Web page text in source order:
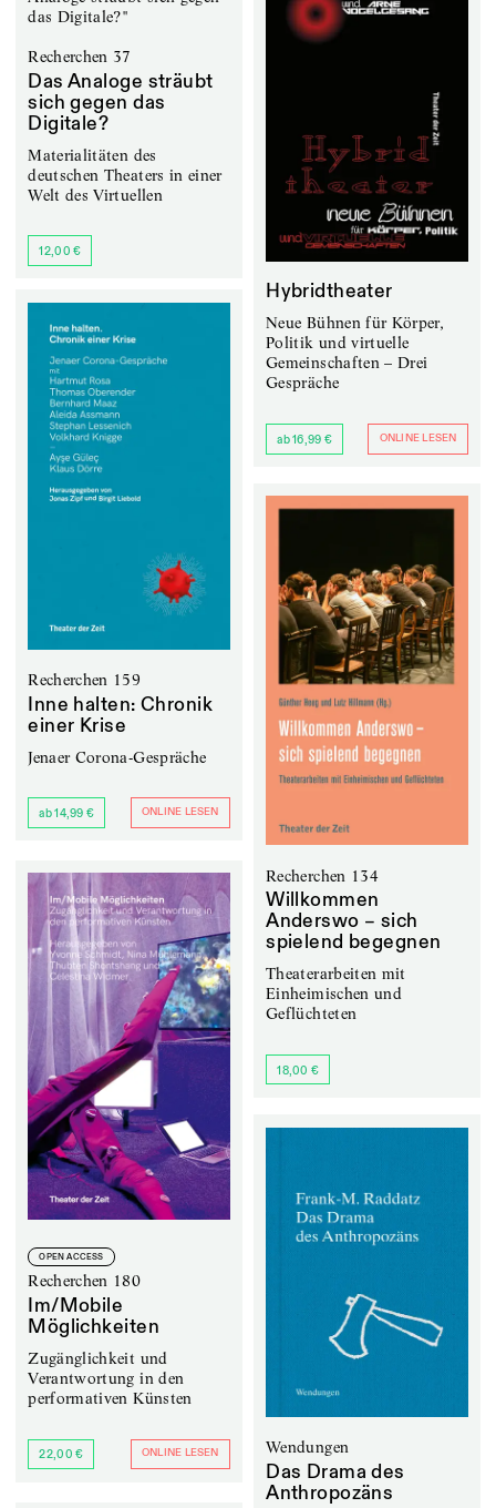
Recherchen 37
Das Analoge sträubt
sich gegen das
Digitale?
Materialitäten des
deutschen Theaters in einer
Welt des Virtuellen
12,00 €
Hybridtheater
Neue Bühnen für Körper,
Politik und virtuelle
Gemeinschaften – Drei
Gespräche
ab 16,99 € ONLINE LESEN
Recherchen 159
Inne halten: Chronik
einer Krise
Jenaer Corona-Gespräche
ab 14,99 € ONLINE LESEN
Recherchen 134
Willkommen
Anderswo – sich
spielend begegnen
Theaterarbeiten mit
Einheimischen und
Geflüchteten
18,00 €
OPEN ACCESS
Recherchen 180
Im/Mobile
Möglichkeiten
Zugänglichkeit und
Verantwortung in den
performativen Künsten
22,00 € ONLINE LESEN Wendungen
Das Drama des
Anthropozäns